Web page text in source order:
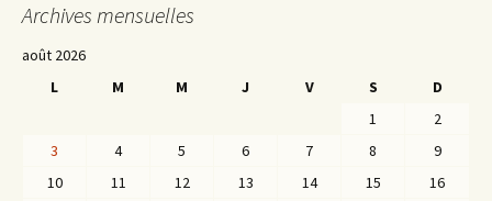
Archives mensuelles
août 2026
L
M M J V S
D
1
2
3
4 5 6 7 8
9
10
11 12 13 14 15 16